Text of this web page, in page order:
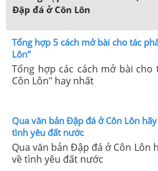
Đập đá ở Côn Lôn
Tổng hợp 5 cách mở bài cho tác
Lôn"
Tổng hợp các cách mở bài
Côn Lôn" hay nhất
Qua văn bản Đập đá ở Côn Lôn
tình yêu đất nước
Qua văn bản Đập đá ở Côn Lôn
về tình yêu đất nước